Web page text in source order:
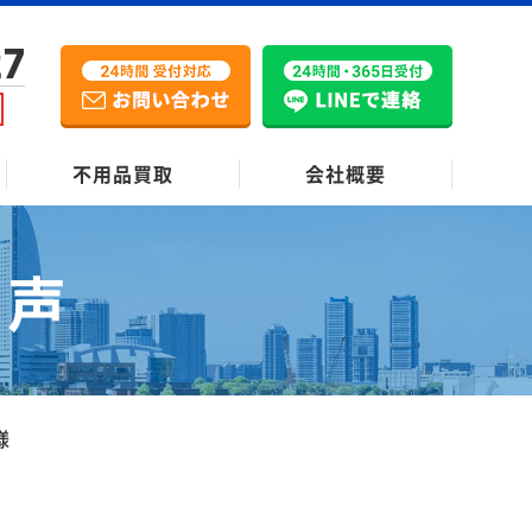
不用品買取 会社概要